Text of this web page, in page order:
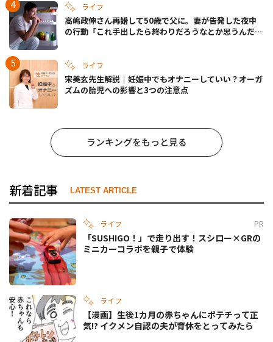
ライフ
高嶋政伸さん再婚して50歳で父に。妻が告発した夜中
の行動「これ手出したら終わりだろうなとか思うんだけ
ライフ
宋美玄先生解説｜妊娠中でもオナニーしていい？オーガ
ズムの胎児への影響と3つの注意点
ランキングをもっと見る
新着記事 LATEST ARTICLE
ライフ PR
「SUSHIGO！」で走り出す！スシロー×GRの
ミニカーコラボを親子で体験
ライフ
【漫画】生後1カ月の赤ちゃんにポテチって正
気!? イクメン自認の夫が育休をとってみたら